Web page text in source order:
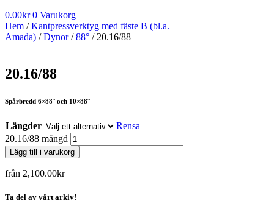
0.00kr 0 Varukorg
Hem /Kantpressverktyg med fäste B (bl.a.
Amada) /Dynor/88° / 20.16/88
20.16/88
Spårbredd 6×88° och 10×88°
Längder
Rensa
20.16/88 mängd
Lägg till i varukorg
från 2,100.00kr
Ta del av vårt arkiv!